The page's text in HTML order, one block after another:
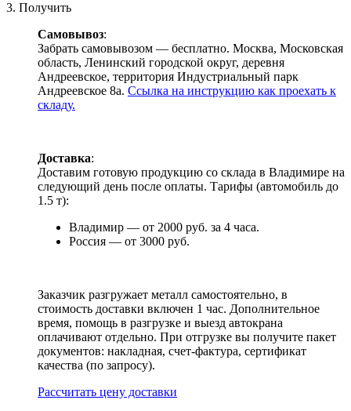
3. Получить
Самовывоз:
Забрать самовывозом — бесплатно. Москва, Московская
область, Ленинский городской округ, деревня
Андреевское, территория Индустриальный парк
Андреевское 8а. Ссылка на инструкцию как проехать к
складу.
Доставка:
Доставим готовую продукцию со склада в Владимире на
следующий день после оплаты. Тарифы (автомобиль до
1.5 т):
Владимир — от 2000 руб. за 4 часа.
Россия — от 3000 руб.
Заказчик разгружает металл самостоятельно, в
стоимость доставки включен 1 час. Дополнительное
время, помощь в разгрузке и выезд автокрана
оплачивают отдельно. При отгрузке вы получите пакет
документов: накладная, счет-фактура, сертификат
качества (по запросу).
Раcсчитать цену доставки